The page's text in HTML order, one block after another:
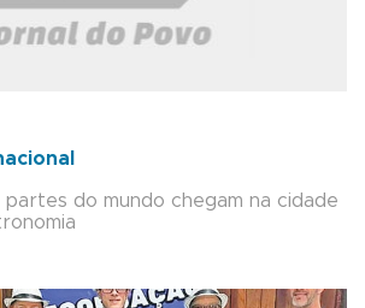
partes do mundo chegam na cidade